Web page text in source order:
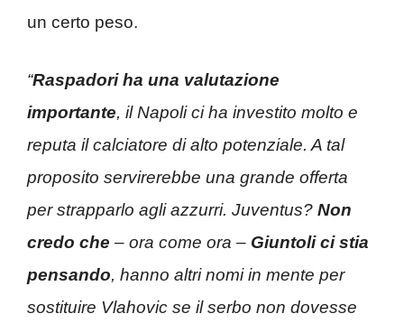
un certo peso.
“Raspadori ha una valutazione
importante, il Napoli ci ha investito molto e
reputa il calciatore di alto potenziale. A tal
proposito servirerebbe una grande offerta
per strapparlo agli azzurri. Juventus? Non
credo che – ora come ora – Giuntoli ci stia
pensando, hanno altri nomi in mente per
sostituire Vlahovic se il serbo non dovesse